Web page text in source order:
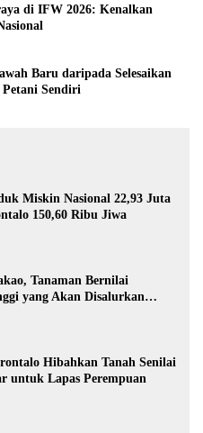
di IFW 2026: Kenalkan
Baru daripada Selesaikan
Sendiri
Miskin Nasional 22,93 Juta
150,60 Ribu Jiwa
Tanaman Bernilai
yang Akan Disalurkan
Hibahkan Tanah Senilai
untuk Lapas Perempuan